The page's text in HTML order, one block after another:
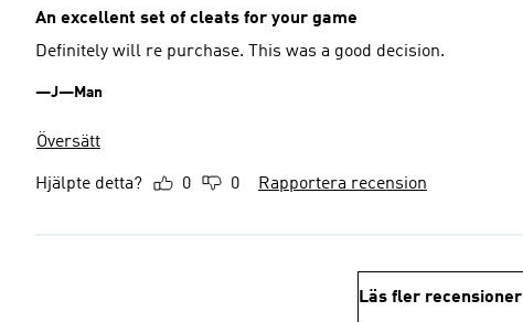
An excellent set of cleats for your game
Definitely will re purchase. This was a good decision.
—J—Man
Översätt
Hjälpte detta? 0 0 Rapportera recension
Läs fler recensioner